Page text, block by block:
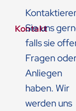
Kontakt
Sie uns
falls sie
Fragen
Anliegen
haben. Wir
werden uns